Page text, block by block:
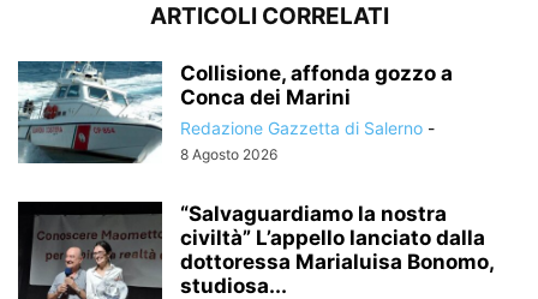
ARTICOLI CORRELATI
Collisione, affonda gozzo a
Conca dei Marini
Redazione Gazzetta di Salerno -
8 Agosto 2026
“Salvaguardiamo la nostra
civiltà” L’appello lanciato dalla
dottoressa Marialuisa Bonomo,
studiosa...